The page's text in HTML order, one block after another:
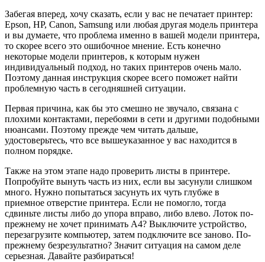
Забегая вперед, хочу сказать, если у вас не печатает принтер:
Epson, HP, Canon, Samsung или любая другая модель принтера
и вы думаете, что проблема именно в вашей модели принтера,
то скорее всего это ошибочное мнение. Есть конечно
некоторые модели принтеров, к которым нужен
индивидуальный подход, но таких принтеров очень мало.
Поэтому данная инструкция скорее всего поможет найти
проблемную часть в сегодняшней ситуации.
Первая причина, как бы это смешно не звучало, связана с
плохими контактами, перебоями в сети и другими подобными
нюансами. Поэтому прежде чем читать дальше,
удостоверьтесь, что все вышеуказанное у вас находится в
полном порядке.
Также на этом этапе надо проверить листы в принтере.
Попробуйте вынуть часть из них, если вы засунули слишком
много. Нужно попытаться засунуть их чуть глубже в
приемное отверстие принтера. Если не помогло, тогда
сдвиньте листы либо до упора вправо, либо влево. Лоток по-
прежнему не хочет принимать А4? Выключите устройство,
перезагрузите компьютер, затем подключите все заново. По-
прежнему безрезультатно? Значит ситуация на самом деле
серьезная. Давайте разбираться!